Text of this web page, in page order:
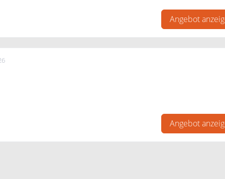
Angebot
Angebot